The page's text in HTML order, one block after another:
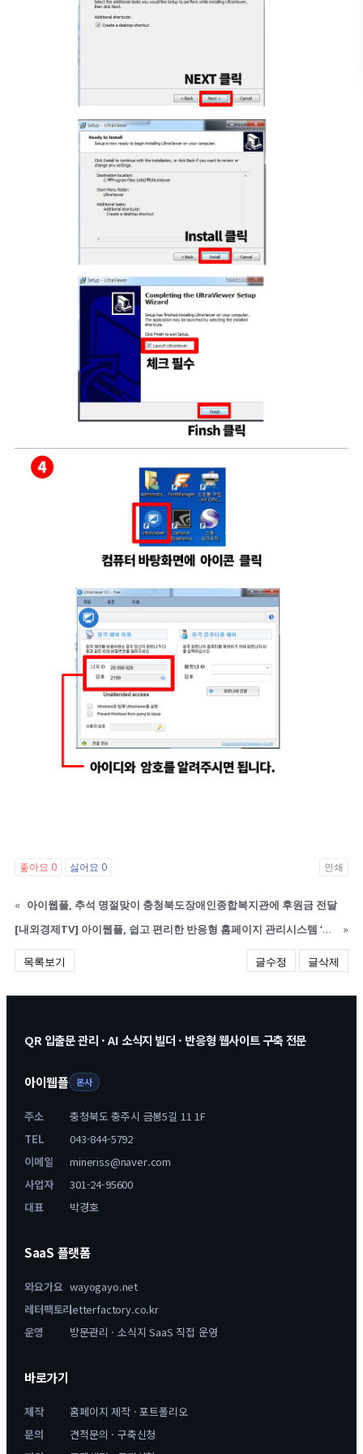
좋아요 0 싫어요 0 인쇄
« 아이웹플, 추석 명절맞이 충청북도장애인종합복지관에 후원금 전달
[내외경제TV] 아이웹플, 쉽고 편리한 반응형 홈페이지 관리시스템 ‘마이셀프에디터’ 선보여
»
목록보기 글수정 글삭제
QR 입출문 관리 · AI 소식지 빌더 · 반응형 웹사이트 구축 전문
아이웹플 본사
주소
충청북도 충주시 금봉5길 11 1F
TEL
043-844-5792
이메일
mineriss@naver.com
사업자
301-24-95600
대표
박경호
SaaS 플랫폼
와요가요 wayogayo.net
레터팩토리letterfactory.co.kr
운영
방문관리 · 소식지 SaaS 직접 운영
바로가기
제작 홈페이지 제작·포트폴리오
문의
견적문의 · 구축신청